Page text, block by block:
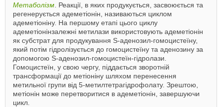
Метаболізм . Реакції, в яких продукується, засвоюється та
регенерується адеметіонін, називаються циклом
адеметіоніну. На першому етапі цього циклу
адеметіонінзалежні метилази використовують адеметіонін
як субстрат для продукування S-аденозил-гомоцистеїну,
який потім гідролізується до гомоцистеїну та аденозину за
допомогою S-аденозил-гомоцистеїн-гідролази.
Гомоцистеїн, у свою чергу, піддається зворотній
трансформації до метіоніну шляхом перенесення
метильної групи від 5-метилтетрагідрофолату. Зрештою,
метіонін може перетворитися в адеметіонін, завершуючи
цикл.